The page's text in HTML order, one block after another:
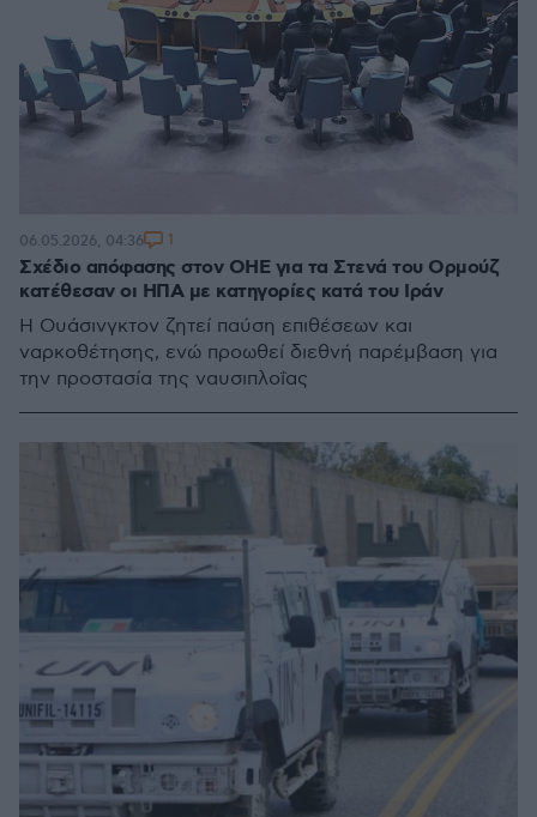
Σχέδιο απόφασης στον ΟΗΕ για τα Στενά του Ορμούζ
κατέθεσαν οι ΗΠΑ με κατηγορίες κατά του Ιράν
Η Ουάσινγκτον ζητεί παύση επιθέσεων και
ναρκοθέτησης, ενώ προωθεί διεθνή παρέμβαση για
την προστασία της ναυσιπλοΐας
06.05.2026, 04:36 1